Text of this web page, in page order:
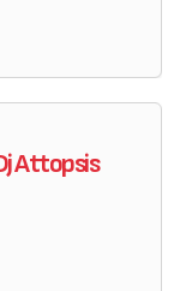
Attopsis